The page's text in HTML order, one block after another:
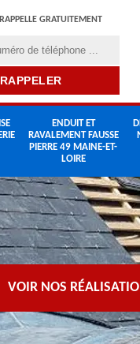
GRATUITEMENT
ENDUIT ET
RAVALEMENT FAUSSE
PIERRE 49 MAINE-ET-
LOIRE
VOIR NOS